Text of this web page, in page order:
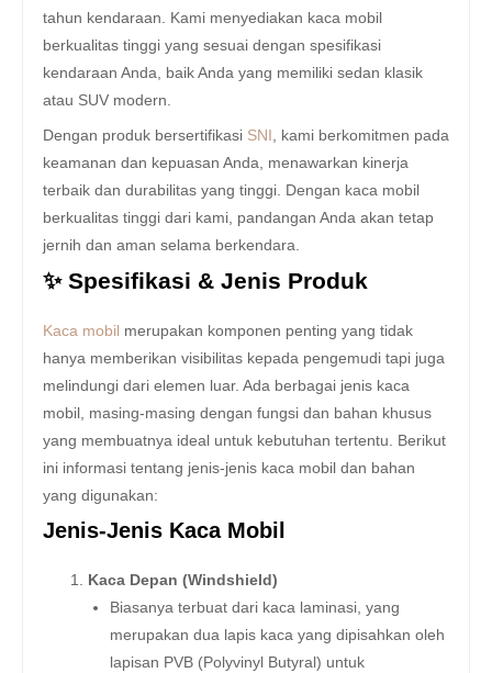
tahun kendaraan. Kami menyediakan kaca mobil
berkualitas tinggi yang sesuai dengan spesifikasi
kendaraan Anda, baik Anda yang memiliki sedan klasik
atau SUV modern.
Dengan produk bersertifikasi SNI
, kami berkomitmen pada
keamanan dan kepuasan Anda, menawarkan kinerja
terbaik dan durabilitas yang tinggi. Dengan kaca mobil
berkualitas tinggi dari kami, pandangan Anda akan tetap
jernih dan aman selama berkendara.
✨ Spesifikasi & Jenis Produk
Kaca mobil merupakan komponen penting yang tidak
hanya memberikan visibilitas kepada pengemudi tapi juga
melindungi dari elemen luar. Ada berbagai jenis kaca
mobil, masing-masing dengan fungsi dan bahan khusus
yang membuatnya ideal untuk kebutuhan tertentu. Berikut
ini informasi tentang jenis-jenis kaca mobil dan bahan
yang digunakan:
Jenis-Jenis Kaca Mobil
Kaca Depan (Windshield)
Biasanya terbuat dari kaca laminasi, yang
merupakan dua lapis kaca yang dipisahkan oleh
lapisan PVB (Polyvinyl Butyral) untuk